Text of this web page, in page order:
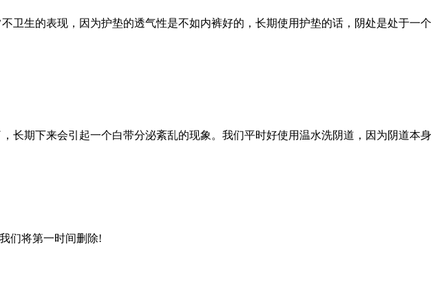
卫生的表现，因为护垫的透气性是不如内裤好的，长期使用护垫的话，阴处是处于一个
长期下来会引起一个白带分泌紊乱的现象。我们平时好使用温水洗阴道，因为阴道本身
们将第一时间删除!